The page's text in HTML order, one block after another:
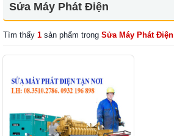
Sửa Máy Phát Điện
Tìm thấy 1 sản phẩm trong Sửa Máy Phát Điện